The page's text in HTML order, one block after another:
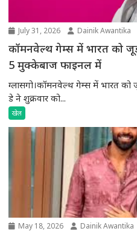
July 31, 2026 Dainik Awantika
कॉमनवेल्थ गेम्स में भारत को जूडो
5 मुक्केबाज फाइनल में
ग्लासगो।कॉमनवेल्थ गेम्स में भारत को
डे ने शुक्रवार को...
खेल
May 18, 2026 Dainik Awantika